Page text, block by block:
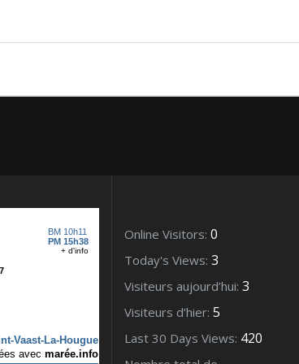
Online Visitors: 0
Today's Views: 3
Visiteurs aujourd’hui: 3
Visiteurs d’hier: 5
Last 30 Days Views: 420